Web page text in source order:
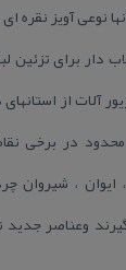
نوعی آویز
دار برای
آلات از
در برخی
، شیروان
وعناصر جدید